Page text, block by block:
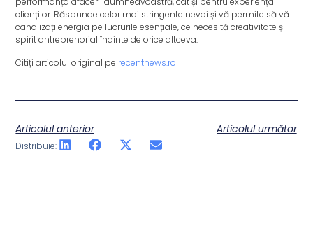
clienților. Răspunde celor mai stringente nevoi și vă permite să vă
canalizați energia pe lucrurile esențiale, ce necesită creativitate și
spirit antreprenorial înainte de orice altceva.
Citiți articolul original pe recentnews.ro
Articolul anterior Articolul următor
Distribuie: